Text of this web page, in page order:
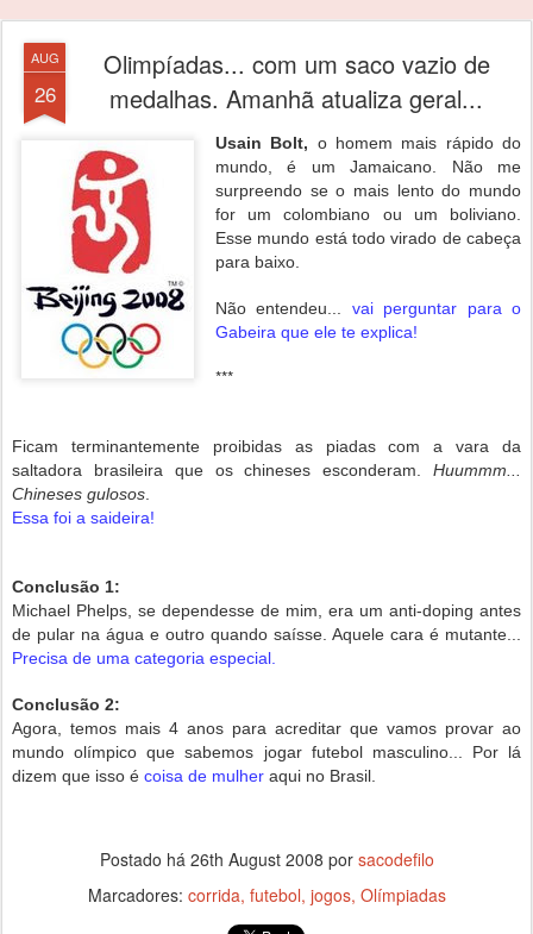
AUG
26
Olimpíadas... com um saco vazio de
medalhas. Amanhã atualiza geral...
Usain Bolt, o homem mais rápido do
mundo, é um Jamaicano. Não me
surpreendo se o mais lento do mundo
for um colombiano ou um boliviano.
Esse mundo está todo virado de cabeça
para baixo.
Não entendeu... vai perguntar para o
Gabeira que ele te explica!
***
Ficam terminantemente proibidas as piadas com a vara da
saltadora brasileira que os chineses esconderam. Huummm...
Chineses gulosos
Essa foi a saideira!
Conclusão 1:
Michael Phelps, se dependesse de mim, era um anti-doping antes
de pular na água e outro quando saísse. Aquele cara é mutante...
Precisa de uma categoria especial.
Conclusão 2:
Agora, temos mais 4 anos para acreditar que vamos provar ao
mundo olímpico que sabemos jogar futebol masculino... Por lá
dizem que isso é coisa de mulher aqui no Brasil.
Postado há 26th August 2008 por sacodefilo
Marcadores: corrida futebol jogos Olímpiadas